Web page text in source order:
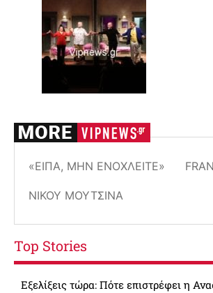
«ΕΊΠΑ, ΜΗΝ ΕΝΟΧΛΕΊΤΕ»
ΝΊΚΟΥ ΜΟΥΤΣΙΝΆ
Top Stories
Εξελίξεις τώρα: Πότε επιστρέφει η